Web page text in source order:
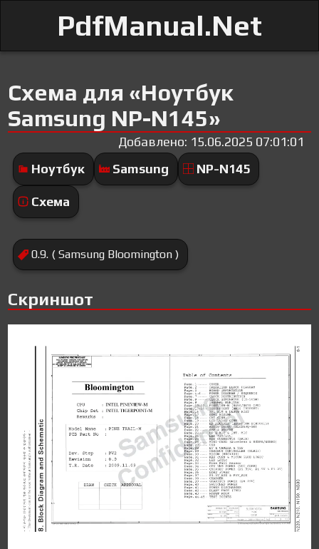
PdfManual.Net
Схема для «Ноутбук
Samsung NP-N145»
Добавлено: 15.06.2025 07:01:01
Ноутбук
Samsung NP-N145
Схема
0.9. ( Samsung Bloomington )
Скриншот